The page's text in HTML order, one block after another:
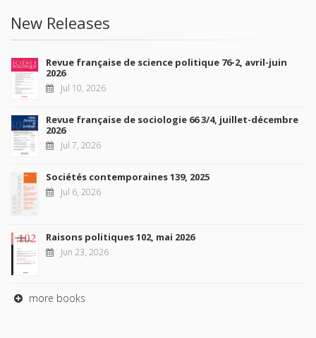
New Releases
Revue française de science politique 76-2, avril-juin
2026
Jul 10, 2026
Revue française de sociologie 66 3/4, juillet-décembre
2026
Jul 7, 2026
Sociétés contemporaines 139, 2025
Jul 6, 2026
Raisons politiques 102, mai 2026
Jun 23, 2026
more books